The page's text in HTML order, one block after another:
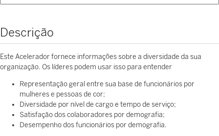
Descrição
Este Acelerador fornece informações sobre a diversidade da sua
organização. Os líderes podem usar isso para entender
Representação geral entre sua base de funcionários por
mulheres e pessoas de cor;
Diversidade por nível de cargo e tempo de serviço;
Satisfação dos colaboradores por demografia;
Desempenho dos funcionários por demografia.